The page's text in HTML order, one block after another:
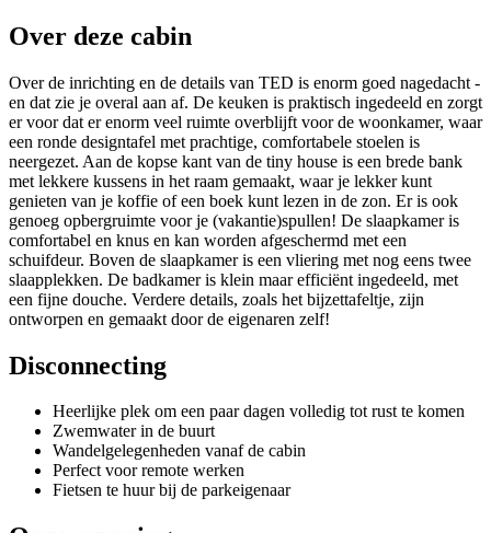
Over deze cabin
Over de inrichting en de details van TED is enorm goed nagedacht -
en dat zie je overal aan af. De keuken is praktisch ingedeeld en zorgt
er voor dat er enorm veel ruimte overblijft voor de woonkamer, waar
een ronde designtafel met prachtige, comfortabele stoelen is
neergezet. Aan de kopse kant van de tiny house is een brede bank
met lekkere kussens in het raam gemaakt, waar je lekker kunt
genieten van je koffie of een boek kunt lezen in de zon. Er is ook
genoeg opbergruimte voor je (vakantie)spullen! De slaapkamer is
comfortabel en knus en kan worden afgeschermd met een
schuifdeur. Boven de slaapkamer is een vliering met nog eens twee
slaapplekken. De badkamer is klein maar efficiënt ingedeeld, met
een fijne douche. Verdere details, zoals het bijzettafeltje, zijn
ontworpen en gemaakt door de eigenaren zelf!
Disconnecting
Heerlijke plek om een paar dagen volledig tot rust te komen
Zwemwater in de buurt
Wandelgelegenheden vanaf de cabin
Perfect voor remote werken
Fietsen te huur bij de parkeigenaar